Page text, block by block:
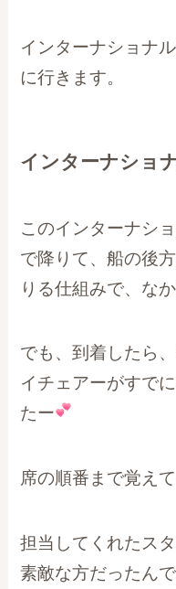
インターナショナ
に行きます。
インターナショ
このインターナシ
で降りて、船の後
りる仕組みで、な
でも、到着したら
イチェアーがすで
たー
席の順番まで覚え
担当してくれたス
素敵な方だったんで